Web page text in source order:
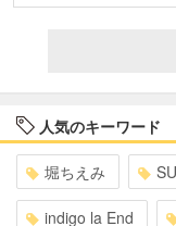
人気のキーワード
堀ちえみ
indigo la End